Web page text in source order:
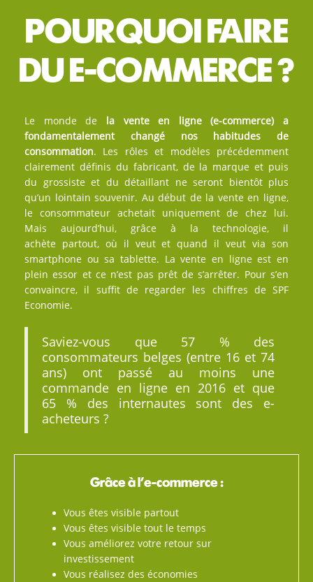
POURQUOI FAIRE
DU E-COMMERCE ?
Le monde de la vente en ligne (e-commerce) a
fondamentalement changé nos habitudes de
consommation. Les rôles et modèles précédemment
clairement définis du fabricant, de la marque et puis
du grossiste et du détaillant ne seront bientôt plus
qu’un lointain souvenir. Au début de la vente en ligne,
le consommateur achetait uniquement de chez lui.
Mais aujourd’hui, grâce à la technologie, il
achète partout, où il veut et quand il veut via son
smartphone ou sa tablette. La vente en ligne est en
plein essor et ce n’est pas prêt de s’arrêter. Pour s’en
convaincre, il suffit de regarder les chiffres de SPF
Economie.
Saviez-vous que 57 % des
consommateurs belges (entre 16 et 74
ans) ont passé au moins une
commande en ligne en 2016 et que
65 % des internautes sont des e-
acheteurs ?
Grâce à l’e-commerce :
Vous êtes visible partout
Vous êtes visible tout le temps
Vous améliorez votre retour sur
investissement
Vous réalisez des économies